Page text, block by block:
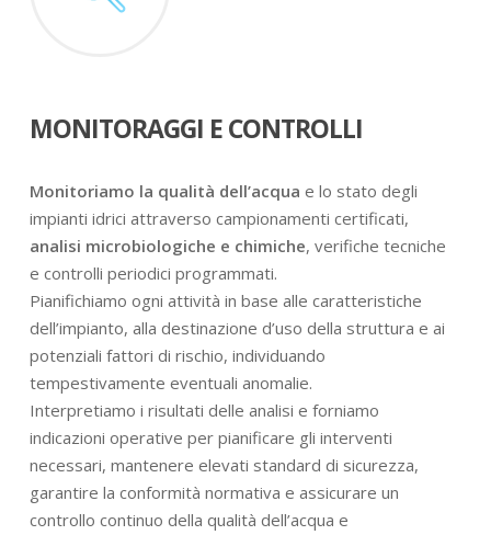
MONITORAGGI E CONTROLLI
Monitoriamo la qualità dell’acqua e lo stato degli
impianti idrici attraverso campionamenti certificati,
analisi microbiologiche e chimiche, verifiche tecniche
e controlli periodici programmati.
Pianifichiamo ogni attività in base alle caratteristiche
dell’impianto, alla destinazione d’uso della struttura e ai
potenziali fattori di rischio, individuando
tempestivamente eventuali anomalie.
Interpretiamo i risultati delle analisi e forniamo
indicazioni operative per pianificare gli interventi
necessari, mantenere elevati standard di sicurezza,
garantire la conformità normativa e assicurare un
controllo continuo della qualità dell’acqua e